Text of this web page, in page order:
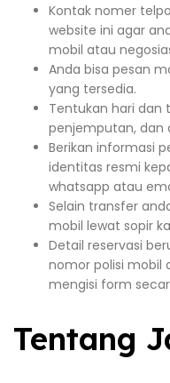
Kontak nomer
website ini agar
mobil atau
Anda bisa pesan
yang tersedia.
Tentukan hari dan
penjemputan, dan
Berikan informasi
identitas resmi
whatsapp atau
Selain transfer
mobil lewat sopir
Detail reservasi
nomor polisi mobil
mengisi form
Tentang